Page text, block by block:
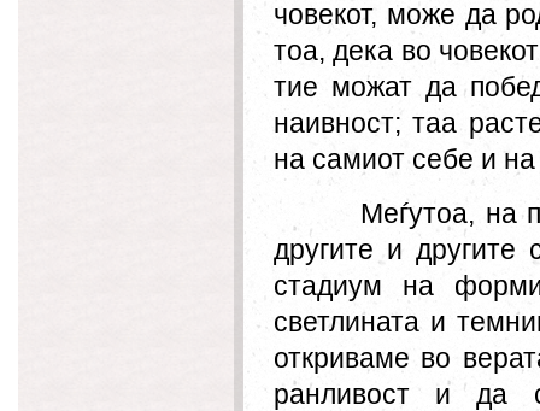
човекот, може да
тоа, дека во
тие можат да
наивност; таа
на самиот себе и
Меѓутоа, на
другите и
стадиум на
светлината и
откриваме во
ранливост и да